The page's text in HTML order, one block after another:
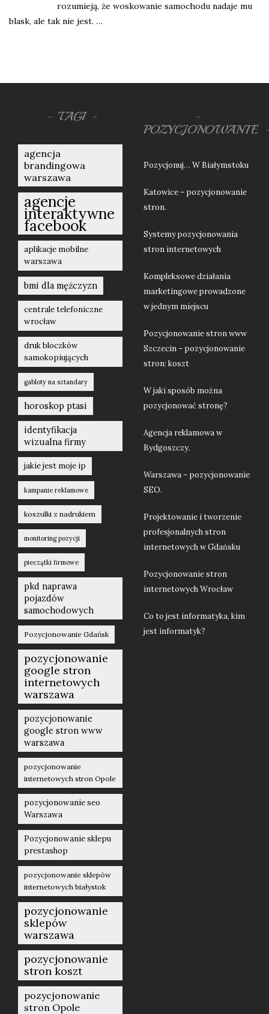
rozumieją, że woskowanie samochodu nadaje mu
blask, ale tak nie jest. …
TAGI
agencja
brandingowa
warszawa
agencje
interaktywne
facebook
aplikacje mobilne
warszawa
bmi dla mężczyzn
centrale telefoniczne
wrocław
druk bloczków
samokopiujących
gabloty na sztandary
horoskop ptasi
identyfikacja
wizualna firmy
jakie jest moje ip
kampanie reklamowe
koszulki z nadrukiem
monitoring pozycji
pieczątki firmowe
pkd naprawa
pojazdów
samochodowych
Pozycjonowanie Gdańsk
pozycjonowanie
google stron
internetowych
warszawa
pozycjonowanie
google stron www
warszawa
pozycjonowanie
internetowych stron Opole
pozycjonowanie seo
Warszawa
Pozycjonowanie sklepu
prestashop
pozycjonowanie sklepów
internetowych białystok
pozycjonowanie
sklepów
warszawa
pozycjonowanie
stron koszt
pozycjonowanie
stron Opole
POZYCJONOWANIE
Pozycjonuj… W Białymstoku
Katowice – pozycjonowanie
stron.
Systemy pozycjonowania
stron internetowych
Kompleksowe działania
marketingowe prowadzone
w jednym miejscu
Pozycjonowanie stron www
Szczecin – pozycjonowanie
stron: koszt
W jaki sposób można
pozycjonować stronę?
Agencja reklamowa w
Bydgoszczy.
Warszawa – pozycjonowanie
SEO.
Projektowanie i tworzenie
profesjonalnych stron
internetowych w Gdańsku
Pozycjonowanie stron
internetowych Wrocław
Co to jest informatyka, kim
jest informatyk?